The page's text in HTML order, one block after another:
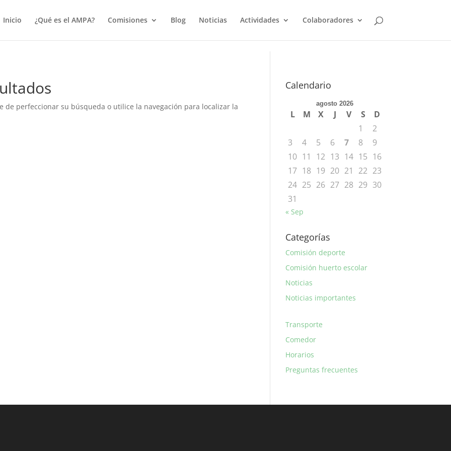
Inicio
¿Qué es el AMPA? Comisiones Blog Noticias Actividades Colaboradores
de perfeccionar su búsqueda o utilice la navegación para localizar la
Calendario
agosto 2026
L M X J V S
D
1
2
3
4 5 6 7 8
9
10 11 12 13 14 15 16
17 18 19 20 21 22 23
24 25 26 27 28 29 30
31
« Sep
Categorías
Comisión deporte
Comisión huerto escolar
Noticias
Noticias importantes
Transporte
Comedor
Horarios
Preguntas frecuentes